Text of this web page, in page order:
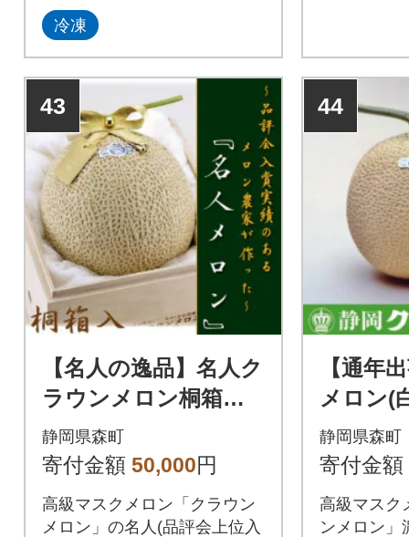
冷凍
43
【名人の逸品】名人ク
ラウンメロン桐箱入
り 1玉【森町SF】
静岡県森町
寄付金額 50,000円
高級マスクメロン「クラウン
メロン」の名人(品評会上位入
44
【通年
メロン(
玉【森
静岡県森町
寄付金額
高級マスク
ンメロン」